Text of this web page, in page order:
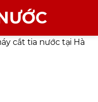
cắt tia nước tại Hà